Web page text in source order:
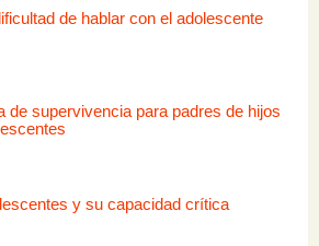
de hablar con el adolescente
de supervivencia para padres de hijos
y su capacidad crítica